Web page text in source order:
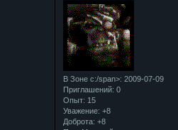
В Зоне с:/span>: 2009-07-09
Приглашений: 0
Опыт: 15
Уважение: +8
Доброта: +8